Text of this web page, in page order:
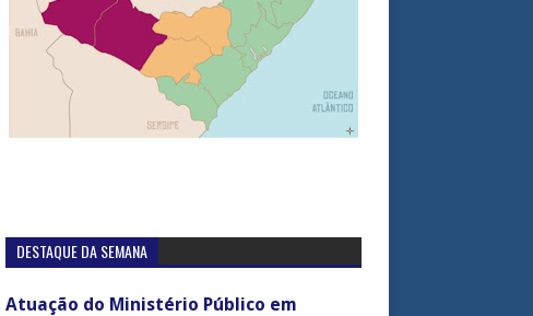
DESTAQUE DA SEMANA
Atuação do Ministério Público em